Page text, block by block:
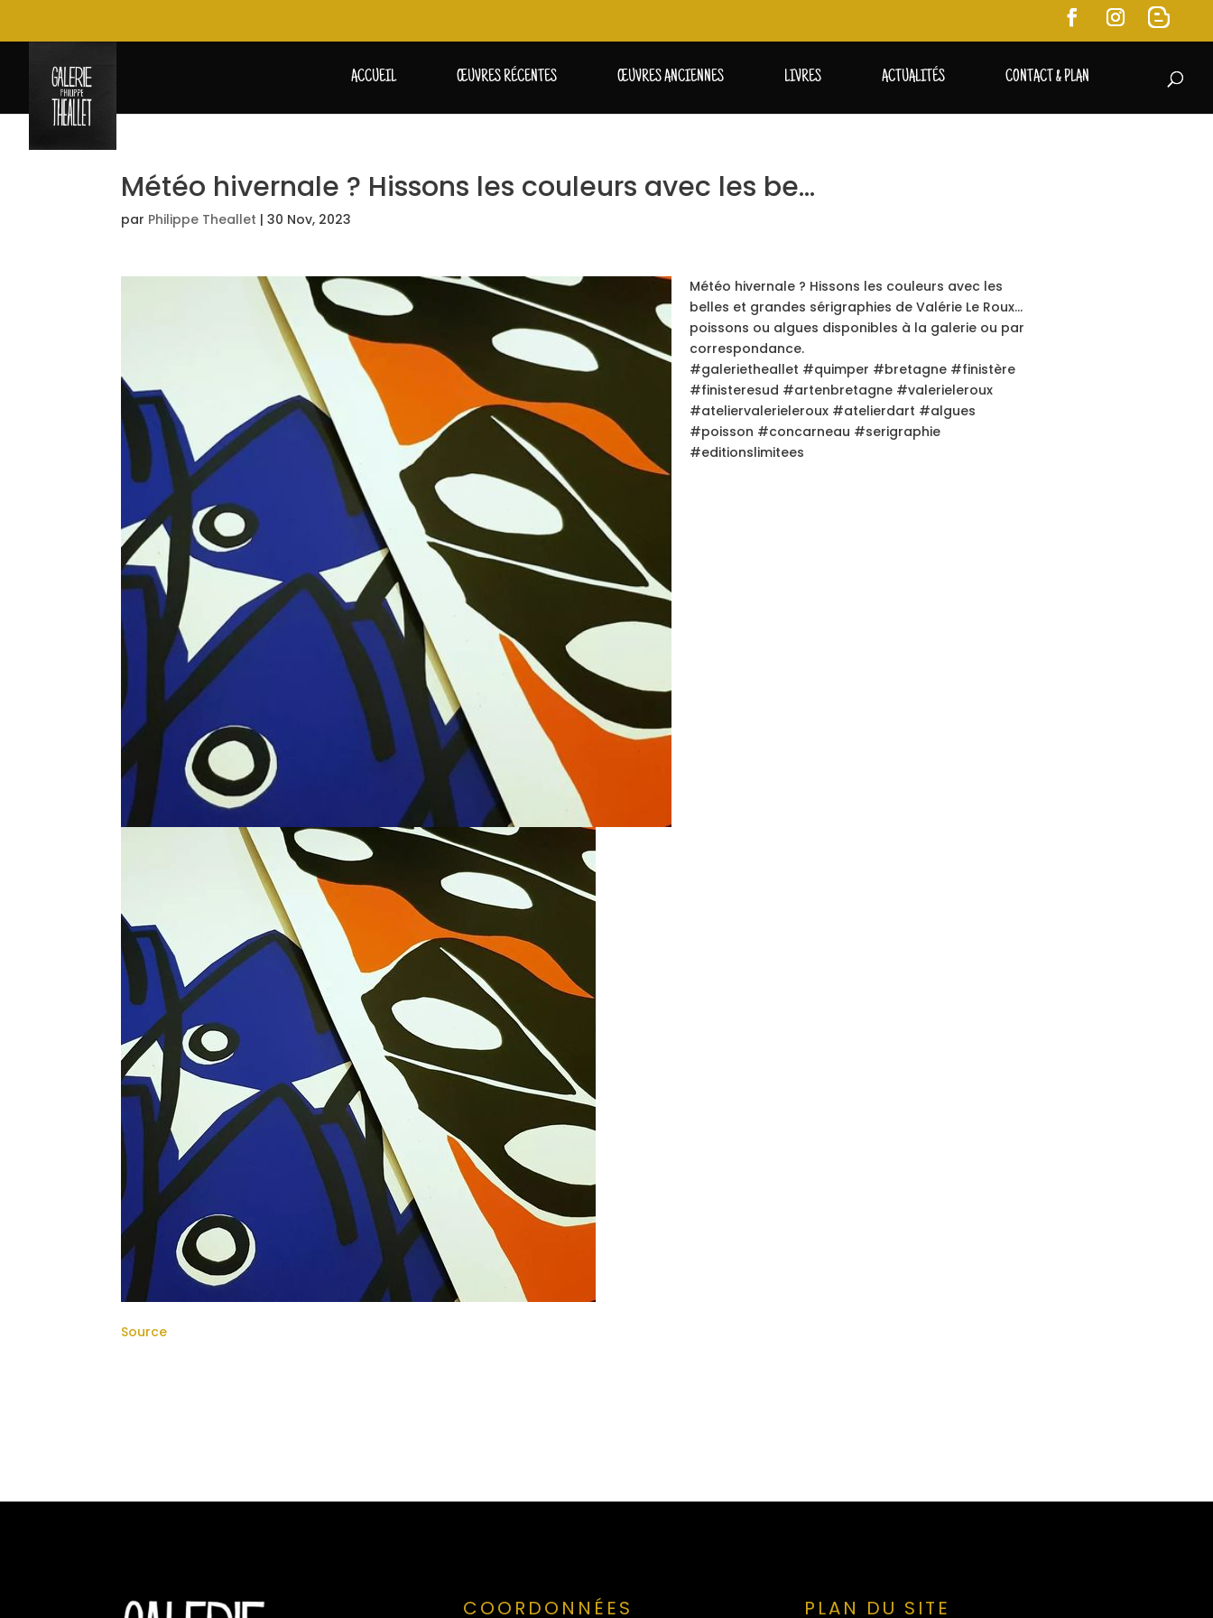
ACCUEIL ŒUVRES RÉCENTES ŒUVRES ANCIENNES LIVRES ACTUALITÉS CONTACT & PLAN
Météo hivernale ? Hissons les couleurs avec les be…
par Philippe Theallet |30 Nov, 2023
Météo hivernale ? Hissons les couleurs avec les
belles et grandes sérigraphies de Valérie Le Roux…
poissons ou algues disponibles à la galerie ou par
correspondance.
#galerietheallet #quimper #bretagne #finistère
#finisteresud #artenbretagne #valerieleroux
#ateliervalerieleroux #atelierdart #algues
#poisson #concarneau #serigraphie
#editionslimitees
Source
COORDONNÉES PLAN DU SITE